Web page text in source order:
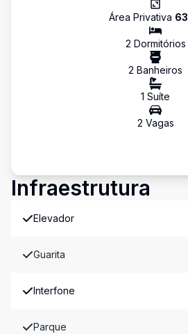
Área Privativa 63
2 Dormitórios
2 Banheiros
1 Suíte
2 Vagas
Infraestrutura
Elevador
Guarita
Interfone
Parque